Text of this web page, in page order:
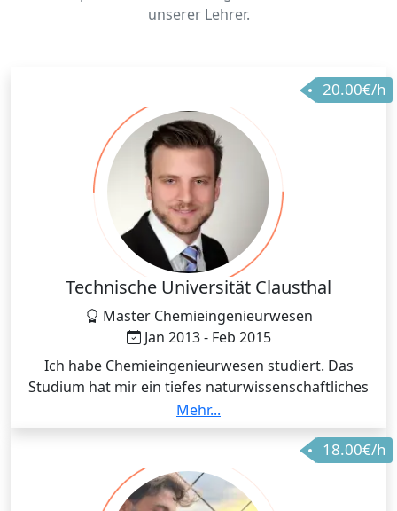
unserer Lehrer.
20.00€/h
Technische Universität Clausthal
Master Chemieingenieurwesen
Jan 2013 - Feb 2015
Ich habe Chemieingenieurwesen studiert. Das
Studium hat mir ein tiefes naturwissenschaftliches
Verständnis und analytisches Denken vermittelt.
Diese Fähigkeiten helfen mir als Lehrer, komplexe
Inhalte verständlich zu erklären, praxisnah zu
veranschaulichen und Schüler beim Problemlösen zu
unterstützen.
Mehr...
18.00€/h